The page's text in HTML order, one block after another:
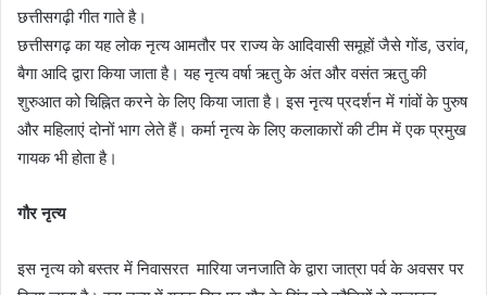
छत्तीसगढ़ी गीत गाते है।
छत्तीसगढ़ का यह लोक नृत्य आमतौर पर राज्य के आदिवासी समूहों जैसे गोंड, उरांव,
बैगा आदि द्वारा किया जाता है। यह नृत्य वर्षा ऋतु के अंत और वसंत ऋतु की
शुरुआत को चिह्नित करने के लिए किया जाता है। इस नृत्य प्रदर्शन में गांवों के पुरुष
और महिलाएं दोनों भाग लेते हैं। कर्मा नृत्य के लिए कलाकारों की टीम में एक प्रमुख
गायक भी होता है।
गौर नृत्य
इस नृत्य को बस्तर में निवासरत मारिया जनजाति के द्वारा जात्रा पर्व के अवसर पर